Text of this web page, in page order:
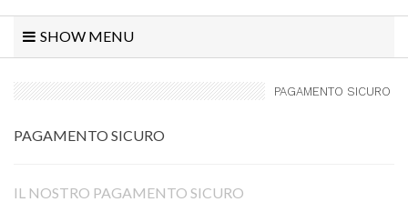
SHOW MENU
PAGAMENTO SICURO
PAGAMENTO SICURO
IL NOSTRO PAGAMENTO SICURO